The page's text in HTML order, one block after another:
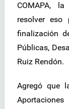
COMAPA,
resolver
finalización
Públicas,
Ruiz Rendón.
Agregó que